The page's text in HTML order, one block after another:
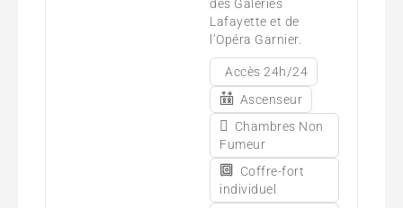
des Galeries
Lafayette et de
l’Opéra Garnier.
Accès 24h/24
Ascenseur
Chambres Non
Fumeur
Coffre-fort
individuel